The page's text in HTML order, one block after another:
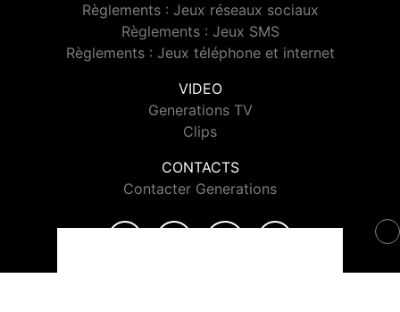
Règlements : Jeux réseaux sociaux
Règlements : Jeux SMS
Règlements : Jeux téléphone et internet
VIDEO
Generations TV
Clips
CONTACTS
Contacter Generations